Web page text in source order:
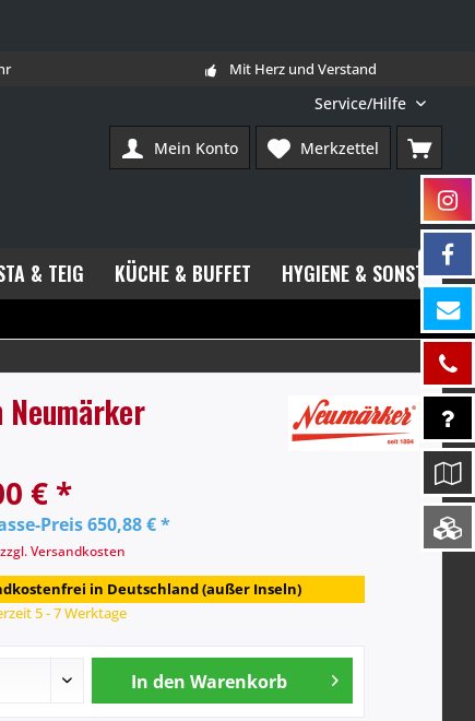
Mit Herz und Verstand
Service/Hilfe
Merkzettel
Mein Konto
& TEIG KÜCHE & BUFFET HYGIENE & SONSTIGES
Neumärker
€ *
Preis 650,88 € *
zzgl. Versandkosten
in Deutschland (außer Inseln)
5 - 7 Werktage
In den Warenkorb